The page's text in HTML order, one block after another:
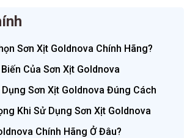
Sơn Xịt Goldnova Chính Hãng?
Của Sơn Xịt Goldnova
Sơn Xịt Goldnova Đúng Cách
Khi Sử Dụng Sơn Xịt Goldnova
Chính Hãng Ở Đâu?